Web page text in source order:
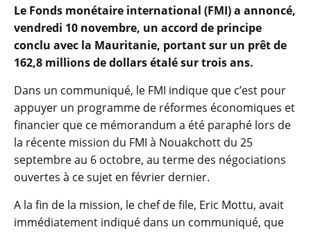
Le Fonds monétaire international (FMI) a annoncé,
vendredi 10 novembre, un accord de principe
conclu avec la Mauritanie, portant sur un prêt de
162,8 millions de dollars étalé sur trois ans.
Dans un communiqué, le FMI indique que c’est pour
appuyer un programme de réformes économiques et
financier que ce mémorandum a été paraphé lors de
la récente mission du FMI à Nouakchott du 25
septembre au 6 octobre, au terme des négociations
ouvertes à ce sujet en février dernier.
A la fin de la mission, le chef de file, Eric Mottu, avait
immédiatement indiqué dans un communiqué, que